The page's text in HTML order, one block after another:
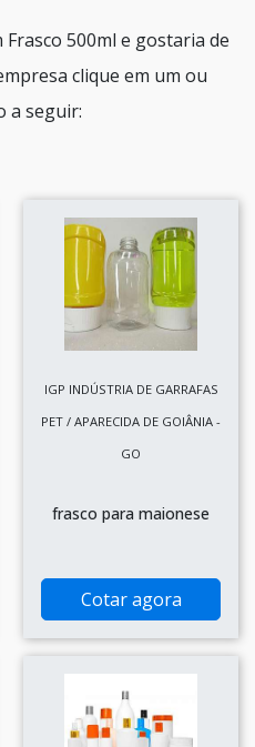
500ml e gostaria de
clique em um ou
a seguir:
IGP INDÚSTRIA DE GARRAFAS
PET / APARECIDA DE GOIÂNIA -
GO
frasco para maionese
Cotar agora